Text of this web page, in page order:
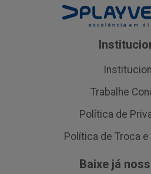
Trabalhe
Política de
Política de Troca
Baixe já